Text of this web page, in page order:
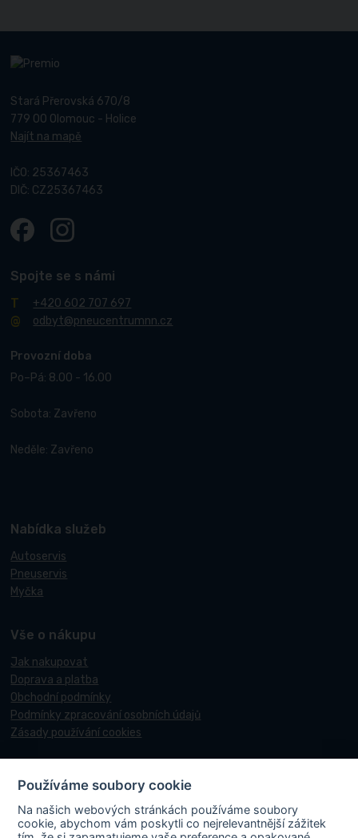
Stará Přerovská 670/8
779 00 Olomouc - Holice
Najít na mapě
IČO: 25367463
DIČ: CZ25367463
Spojte se s námi
+420 602 707 697
odbyt@pneucentrumnn.cz
Provozní doba
Po–Pá: 8.00 - 16.00
Sobota: Zavřeno
Neděle: Zavřeno
Nabídka služeb
Autoservis
Pneuservis
Myčka
Vše o nákupu
Jak nakupovat
Doprava a platba
Obchodní podmínky
Podmínky zpracování osobních údajů
Zásady používání cookies
© 2017-2026 Pneucentrum N&N.
Webové stránky realizovalMatosoft.
Používáme soubory cookie
Na našich webových stránkách používáme soubory
cookie, abychom vám poskytli co nejrelevantnější zážitek